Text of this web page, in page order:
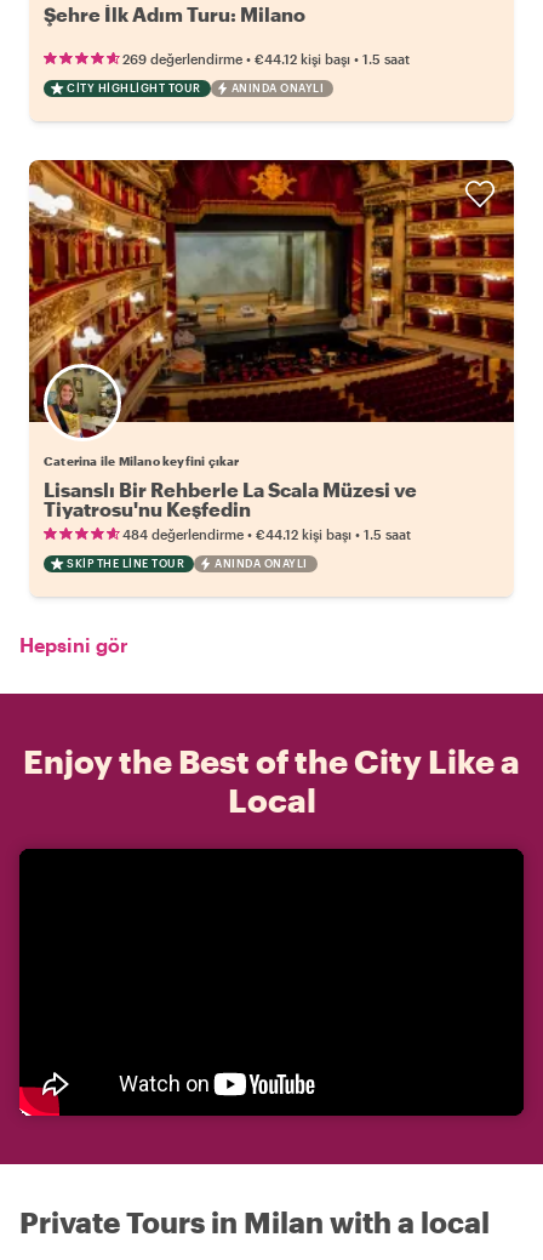
Şehre İlk Adım Turu: Milano
269 değerlendirme • €44.12 kişi başı • 1.5 saat
CITY HIGHLIGHT TOUR ANINDA ONAYLI
Caterina ile Milano keyfini çıkar
Lisanslı Bir Rehberle La Scala Müzesi ve
Tiyatrosu'nu Keşfedin
484 değerlendirme • €44.12 kişi başı • 1.5 saat
SKIP THE LINE TOUR ANINDA ONAYLI
Hepsini gör
Enjoy the Best of the City Like a
Local
Private Tours in Milan with a local